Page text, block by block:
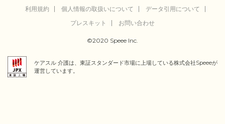
利用規約
個人情報の取扱いについて
データ引用について
プレスキット
お問い合わせ
©2020 Speee Inc.
ケアスル 介護は、東証スタンダード市場に上場している株式会社Speeeが
運営しています。